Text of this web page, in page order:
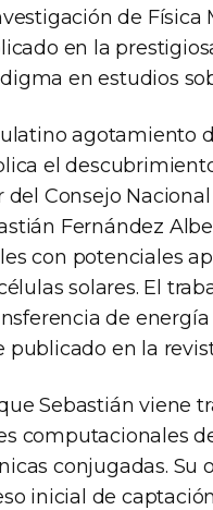
de
en la
en estudios
agotamiento
el
del Consejo
Fernández
con potenciales
solares. El
de
publicado en la
Sebastián viene
computacionales
conjugadas. Su
inicial de